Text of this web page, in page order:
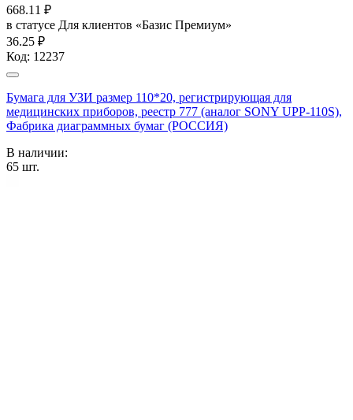
668.11 ₽
в статусе Для клиентов «Базис Премиум»
36.25 ₽
Код: 12237
Бумага для УЗИ размер 110*20, регистрирующая для
медицинских приборов, реестр 777 (аналог SONY UPP-110S),
Фабрика диаграммных бумаг (РОССИЯ)
В наличии:
65 шт.